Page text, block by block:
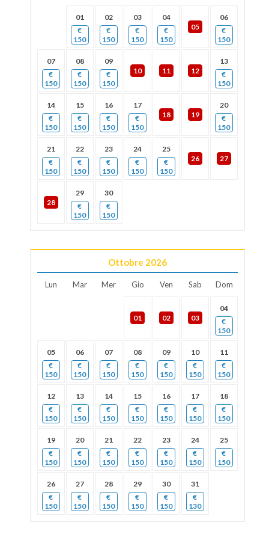
01
€
150
02
€
150
03
€
150
04
€
150
05
06
€
150
07
€
150
08
€
150
09
€
150
10 11 12
13
€
150
14
€
150
15
€
150
16
€
150
17
€
150
18 19
20
€
150
21
€
150
22
€
150
23
€
150
24
€
150
25
€
150
26 27
28
29
€
150
30
€
150
Ottobre 2026
Lun Mar Mer Gio Ven Sab Dom
01 02 03
04
€
150
05
€
150
06
€
150
07
€
150
08
€
150
09
€
150
10
€
150
11
€
150
12
€
150
13
€
150
14
€
150
15
€
150
16
€
150
17
€
150
18
€
150
19
€
150
20
€
150
21
€
150
22
€
150
23
€
150
24
€
150
25
€
150
26
€
150
27
€
150
28
€
150
29
€
150
30
€
150
31
€
130